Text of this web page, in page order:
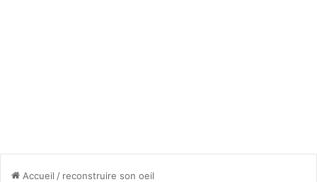
Accueil / reconstruire son oeil